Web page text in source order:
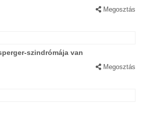
Megosztás
szindrómája van
Megosztás